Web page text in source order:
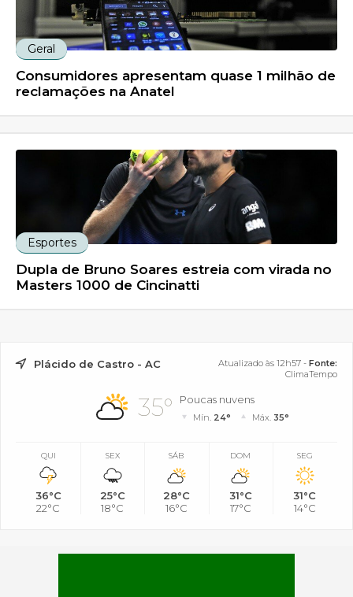
Geral
Consumidores apresentam quase 1 milhão de
reclamações na Anatel
Esportes
Dupla de Bruno Soares estreia com virada no
Masters 1000 de Cincinatti
Plácido de Castro - AC Atualizado às 12h57 - Fonte:
ClimaTempo
35° Poucas nuvens
Mín. 24° Máx. 35°
QUI
36°C
22°C
SEX
25°C
18°C
SÁB
28°C
16°C
DOM
31°C
17°C
SEG
31°C
14°C